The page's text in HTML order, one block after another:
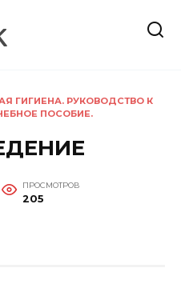
ГИГИЕНА. РУКОВОДСТВО К
ПОСОБИЕ.
ПРОСМОТРОВ
205